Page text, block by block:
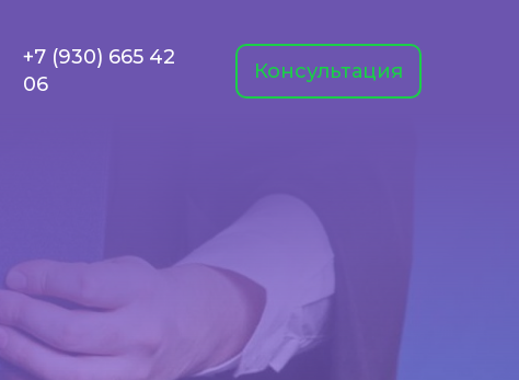
+7 (930) 665 42
06
Консультация